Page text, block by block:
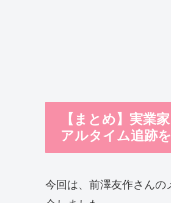
【まとめ】実業
アルタイム追跡
今回は、前澤友作さんの